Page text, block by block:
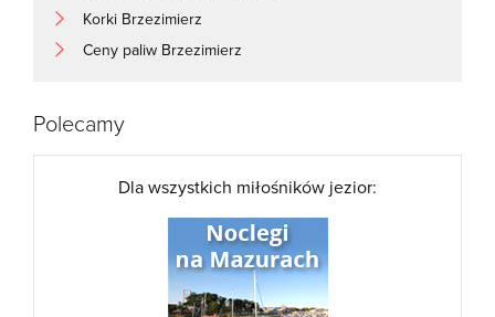
Korki Brzezimierz
Ceny paliw Brzezimierz
Polecamy
Dla wszystkich miłośników jezior: